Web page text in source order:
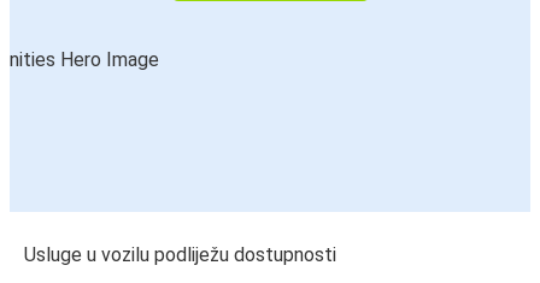
Usluge u vozilu podliježu dostupnosti